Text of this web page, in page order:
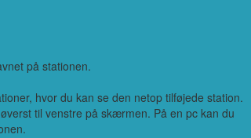
på stationen.
hvor du kan se den netop tilføjede station.
til venstre på skærmen. På en pc kan du